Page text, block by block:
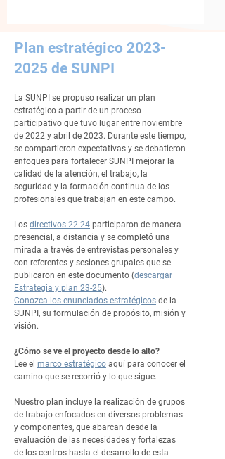
Plan estratégico 2023-
2025 de SUNPI
La SUNPI se propuso realizar un plan
estratégico a partir de un proceso
participativo que tuvo lugar entre noviembre
de 2022 y abril de 2023. Durante este tiempo,
se compartieron expectativas y se debatieron
enfoques para fortalecer SUNPI mejorar la
calidad de la atención, el trabajo, la
seguridad y la formación continua de los
profesionales que trabajan en este campo.
Los directivos 22-24 participaron de manera
presencial, a distancia y se completó una
mirada a través de entrevistas personales y
con referentes y sesiones grupales que se
publicaron en este documento (descargar
Estrategia y plan 23-25).
Conozca los enunciados estratégicos de la
SUNPI, su formulación de propósito, misión y
visión.
¿Cómo se ve el proyecto desde lo alto?
Lee el marco estratégico aquí para conocer el
camino que se recorrió y lo que sigue.
Nuestro plan incluye la realización de grupos
de trabajo enfocados en diversos problemas
y componentes, que abarcan desde la
evaluación de las necesidades y fortalezas
de los centros hasta el desarrollo de esta